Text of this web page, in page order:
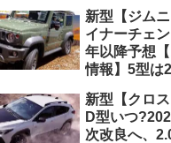
ル」、デリ
クロスオーバ
バン
エロー レヴ
コンセプトか
ッド化/重量
プが争点【
報】特別仕様
「ZC33S
Edition」終
新型【ジム
イナーチェ
年以降予想
情報】5型は
ACC・スズ
採用
新型【クロス
D型いつ
次改良へ、